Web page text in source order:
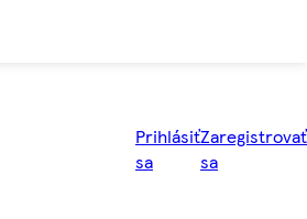
Prihlásiť
sa
Zaregistrovať
sa